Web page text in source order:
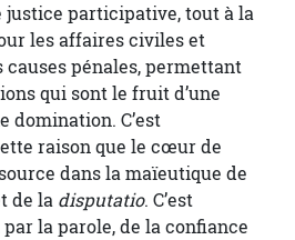
participative, tout à la
les affaires civiles et
pénales, permettant
qui sont le fruit d’une
domination. C’est
raison que le cœur de
dans la maïeutique de
de la disputatio. C’est
la parole, de la confiance